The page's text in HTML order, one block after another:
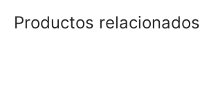
Productos relacionados